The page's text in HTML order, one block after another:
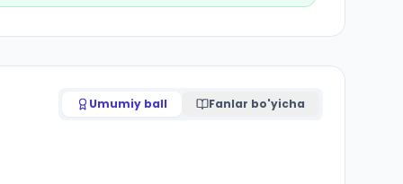
Umumiy ball Fanlar bo'yicha